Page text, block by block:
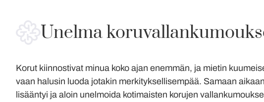
Unelma
Korut kiinnostivat minua koko ajan enemmän, ja mietin
vaan halusin luoda jotakin merkityksellisempää. Samaan
lisääntyi ja aloin unelmoida kotimaisten korujen